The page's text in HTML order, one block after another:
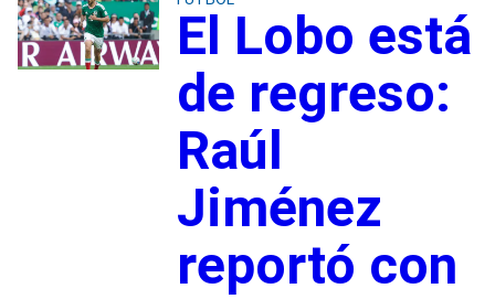
El Lobo está
de regreso:
Raúl
Jiménez
reportó con